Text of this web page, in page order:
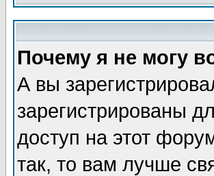
Почему я не могу
А вы
зарегистрированы
доступ на этот
так, то вам лучше